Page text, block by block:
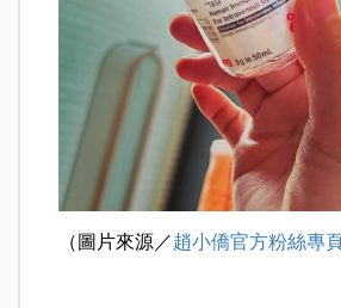
（圖片來源／趙小僑官方粉絲專